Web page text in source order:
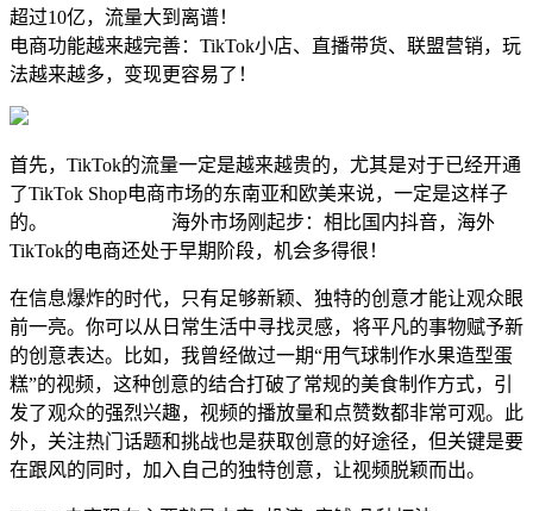
超过10亿，流量大到离谱！
电商功能越来越完善：TikTok小店、直播带货、联盟营销，玩
法越来越多，变现更容易了！
首先，TikTok的流量一定是越来越贵的，尤其是对于已经开通
了TikTok Shop电商市场的东南亚和欧美来说，一定是这样子
的。 海外市场刚起步：相比国内抖音，海外
TikTok的电商还处于早期阶段，机会多得很！
在信息爆炸的时代，只有足够新颖、独特的创意才能让观众眼
前一亮。你可以从日常生活中寻找灵感，将平凡的事物赋予新
的创意表达。比如，我曾经做过一期“用气球制作水果造型蛋
糕”的视频，这种创意的结合打破了常规的美食制作方式，引
发了观众的强烈兴趣，视频的播放量和点赞数都非常可观。此
外，关注热门话题和挑战也是获取创意的好途径，但关键是要
在跟风的同时，加入自己的独特创意，让视频脱颖而出。